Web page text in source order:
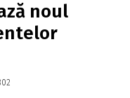
noul